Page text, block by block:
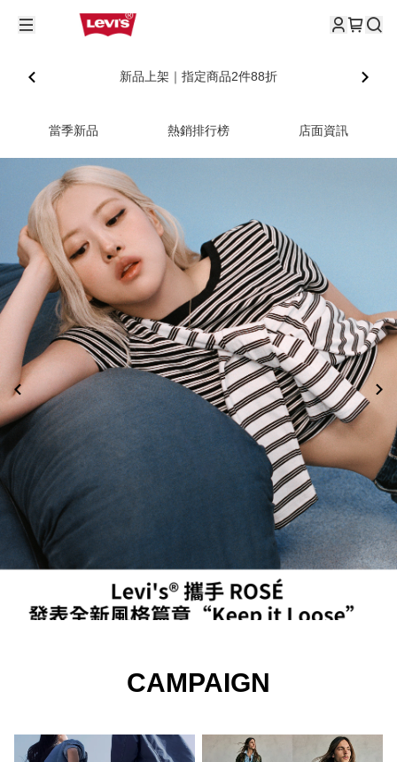
新品上架｜指定商品2件88折
當季新品 熱銷排行榜 店面資訊
CAMPAIGN